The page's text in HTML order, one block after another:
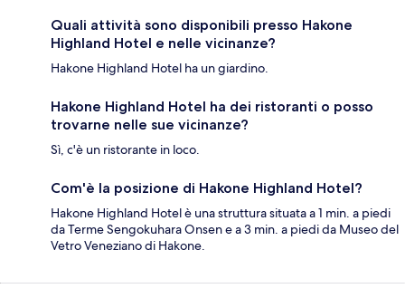
Quali attività sono disponibili presso Hakone
Highland Hotel e nelle vicinanze?
Hakone Highland Hotel ha un giardino.
Hakone Highland Hotel ha dei ristoranti o posso
trovarne nelle sue vicinanze?
Sì, c'è un ristorante in loco.
Com'è la posizione di Hakone Highland Hotel?
Hakone Highland Hotel è una struttura situata a 1 min. a piedi
da Terme Sengokuhara Onsen e a 3 min. a piedi da Museo del
Vetro Veneziano di Hakone.